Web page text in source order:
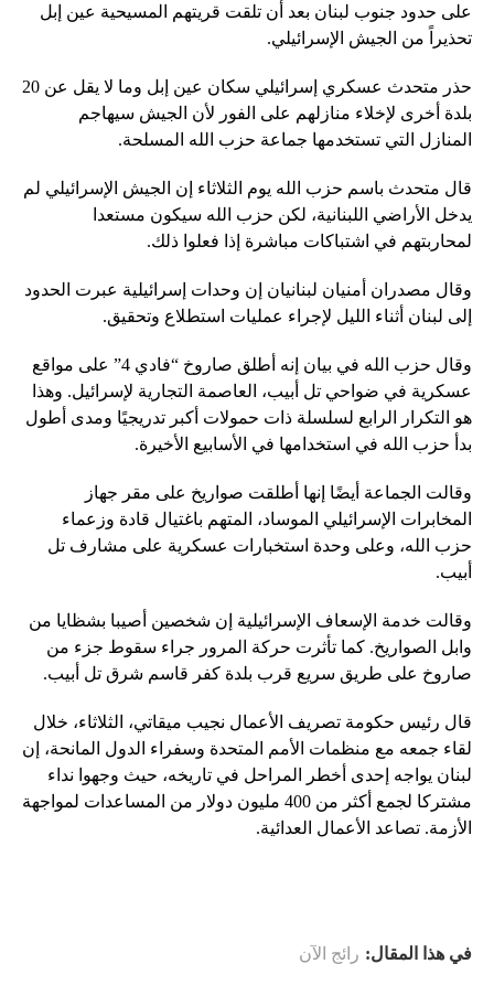
على حدود جنوب لبنان بعد أن تلقت قريتهم المسيحية عين إبل
تحذيراً من الجيش الإسرائيلي.
حذر متحدث عسكري إسرائيلي سكان عين إبل وما لا يقل عن 20
بلدة أخرى لإخلاء منازلهم على الفور لأن الجيش سيهاجم
المنازل التي تستخدمها جماعة حزب الله المسلحة.
قال متحدث باسم حزب الله يوم الثلاثاء إن الجيش الإسرائيلي لم
يدخل الأراضي اللبنانية، لكن حزب الله سيكون مستعدا
لمحاربتهم في اشتباكات مباشرة إذا فعلوا ذلك.
وقال مصدران أمنيان لبنانيان إن وحدات إسرائيلية عبرت الحدود
إلى لبنان أثناء الليل لإجراء عمليات استطلاع وتحقيق.
وقال حزب الله في بيان إنه أطلق صاروخ “فادي 4” على مواقع
عسكرية في ضواحي تل أبيب، العاصمة التجارية لإسرائيل. وهذا
هو التكرار الرابع لسلسلة ذات حمولات أكبر تدريجيًا ومدى أطول
بدأ حزب الله في استخدامها في الأسابيع الأخيرة.
وقالت الجماعة أيضًا إنها أطلقت صواريخ على مقر جهاز
المخابرات الإسرائيلي الموساد، المتهم باغتيال قادة وزعماء
حزب الله، وعلى وحدة استخبارات عسكرية على مشارف تل
أبيب.
وقالت خدمة الإسعاف الإسرائيلية إن شخصين أصيبا بشظايا من
وابل الصواريخ. كما تأثرت حركة المرور جراء سقوط جزء من
صاروخ على طريق سريع قرب بلدة كفر قاسم شرق تل أبيب.
قال رئيس حكومة تصريف الأعمال نجيب ميقاتي، الثلاثاء، خلال
لقاء جمعه مع منظمات الأمم المتحدة وسفراء الدول المانحة، إن
لبنان يواجه إحدى أخطر المراحل في تاريخه، حيث وجهوا نداء
مشتركا لجمع أكثر من 400 مليون دولار من المساعدات لمواجهة
الأزمة. تصاعد الأعمال العدائية.
في هذا المقال: رائج الآن